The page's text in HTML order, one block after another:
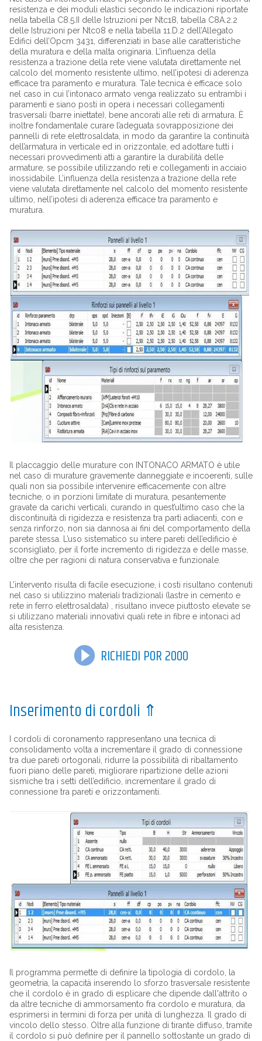
resistenza e dei moduli elastici secondo le indicazioni riportate
nella tabella C8.5.II delle Istruzioni per Ntc18, tabella C8A.2.2
delle Istruzioni per Ntc08 e nella tabella 11.D.2 dell’Allegato
Edifici dell’Opcm 3431, differenziati in base alle caratteristiche
della muratura e della malta originaria. L’influenza della
resistenza a trazione della rete viene valutata direttamente nel
calcolo del momento resistente ultimo, nell’ipotesi di aderenza
efficace tra paramento e muratura. Tale tecnica è efficace solo
nel caso in cui l’intonaco armato venga realizzato su entrambi i
paramenti e siano posti in opera i necessari collegamenti
trasversali (barre iniettate), bene ancorati alle reti di armatura. È
inoltre fondamentale curare l’adeguata sovrapposizione dei
pannelli di rete elettrosaldata, in modo da garantire la continuità
dell’armatura in verticale ed in orizzontale, ed adottare tutti i
necessari provvedimenti atti a garantire la durabilità delle
armature, se possibile utilizzando reti e collegamenti in acciaio
inossidabile. L’influenza della resistenza a trazione della rete
viene valutata direttamente nel calcolo del momento resistente
ultimo, nell’ipotesi di aderenza efficace tra paramento e
muratura.
Il placcaggio delle murature con INTONACO ARMATO è utile
nel caso di murature gravemente danneggiate e incoerenti, sulle
quali non sia possibile intervenire efficacemente con altre
tecniche, o in porzioni limitate di muratura, pesantemente
gravate da carichi verticali, curando in quest’ultimo caso che la
discontinuità di rigidezza e resistenza tra parti adiacenti, con e
senza rinforzo, non sia dannosa ai fini del comportamento della
parete stessa. L’uso sistematico su intere pareti dell’edificio è
sconsigliato, per il forte incremento di rigidezza e delle masse,
oltre che per ragioni di natura conservativa e funzionale.
L’intervento risulta di facile esecuzione, i costi risultano contenuti
nel caso si utilizzino materiali tradizionali (lastre in cemento e
rete in ferro elettrosaldata) , risultano invece piuttosto elevate se
si utilizzano materiali innovativi quali rete in fibre e intonaci ad
alta resistenza.
RICHIEDI POR 2000
Inserimento di cordoli ⇑
I cordoli di coronamento rappresentano una tecnica di
consolidamento volta a incrementare il grado di connessione
tra due pareti ortogonali, ridurre la possibilità di ribaltamento
fuori piano delle pareti, migliorare ripartizione delle azioni
sismiche tra i setti dell’edificio, incrementare il grado di
connessione tra pareti e orizzontamenti.
Il programma permette di definire la tipologia di cordolo, la
geometria, la capacità inserendo lo sforzo trasversale resistente
che il cordolo è in grado di esplicare che dipende dall'attrito o
da altre tecniche di ammorsamento fra cordolo e muratura, da
esprimersi in termini di forza per unità di lunghezza. Il grado di
vincolo dello stesso. Oltre alla funzione di tirante diffuso, tramite
il cordolo si può definire per il pannello sottostante un grado di